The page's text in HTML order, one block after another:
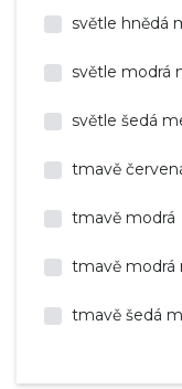
světle hnědá
světle modrá
světle šedá
tmavě
tmavě modrá
tmavě modrá
tmavě šedá